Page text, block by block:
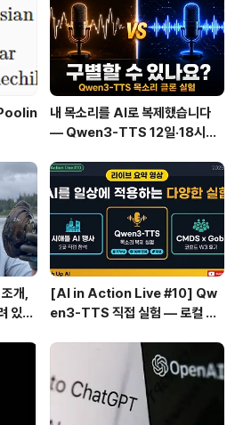
관리 실패 패턴과 극복
내 목소리를 AI로 복제했습니다
— Qwen3-TTS 12일·18시간
개,
있는
[AI in Action Live #10] Qw
en3-TTS 직접 실험 — 로컬 설